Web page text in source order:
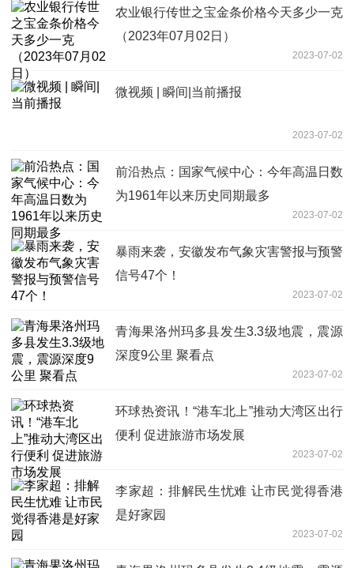
农业银行传世之宝金条价格今天多少一克
（2023年07月02日）
2023-07-02
微视频 | 瞬间|当前播报
2023-07-02
前沿热点：国家气候中心：今年高温日数
为1961年以来历史同期最多
2023-07-02
暴雨来袭，安徽发布气象灾害警报与预警
信号47个！
2023-07-02
青海果洛州玛多县发生3.3级地震，震源
深度9公里 聚看点
2023-07-02
环球热资讯！“港车北上”推动大湾区出行
便利 促进旅游市场发展
2023-07-02
李家超：排解民生忧难 让市民觉得香港
是好家园
2023-07-02